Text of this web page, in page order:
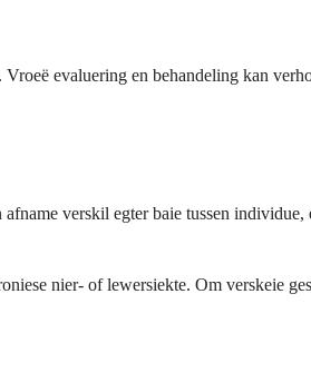
evaluering en behandeling kan
verskil egter baie tussen individue,
nier- of lewersiekte. Om verskeie